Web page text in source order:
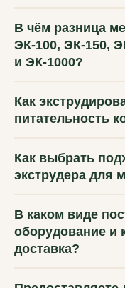
В чём разница
ЭК-100, ЭК-150,
и ЭК-1000?
Как
питательность
Как выбрать
экструдера для
В каком виде
оборудование и
доставка?